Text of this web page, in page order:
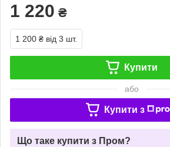
1 220 ₴
1 200 ₴ від 3 шт.
Купити
або
Купити з
Що таке купити з Пром?